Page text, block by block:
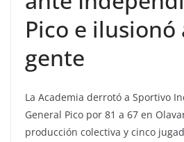
Pico e ilusionó
gente
La Academia derrotó a Sportivo
General Pico por 81 a 67 en
producción colectiva y cinco